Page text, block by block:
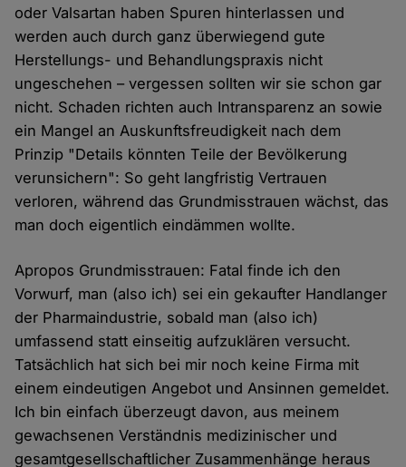
oder Valsartan haben Spuren hinterlassen und
werden auch durch ganz überwiegend gute
Herstellungs- und Behandlungspraxis nicht
ungeschehen – vergessen sollten wir sie schon gar
nicht. Schaden richten auch Intransparenz an sowie
ein Mangel an Auskunftsfreudigkeit nach dem
Prinzip "Details könnten Teile der Bevölkerung
verunsichern": So geht langfristig Vertrauen
verloren, während das Grundmisstrauen wächst, das
man doch eigentlich eindämmen wollte.
Apropos Grundmisstrauen: Fatal finde ich den
Vorwurf, man (also ich) sei ein gekaufter Handlanger
der Pharmaindustrie, sobald man (also ich)
umfassend statt einseitig aufzuklären versucht.
Tatsächlich hat sich bei mir noch keine Firma mit
einem eindeutigen Angebot und Ansinnen gemeldet.
Ich bin einfach überzeugt davon, aus meinem
gewachsenen Verständnis medizinischer und
gesamtgesellschaftlicher Zusammenhänge heraus